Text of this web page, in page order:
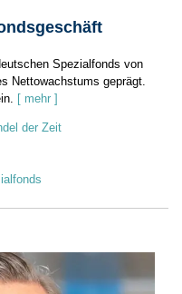
Spezialfonds von
Nettowachstums geprägt.
[ mehr ]
der Zeit